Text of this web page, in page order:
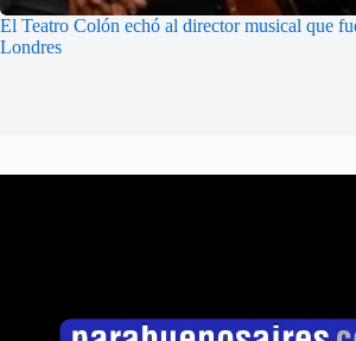
El Teatro Colón echó al director musical que
Londres